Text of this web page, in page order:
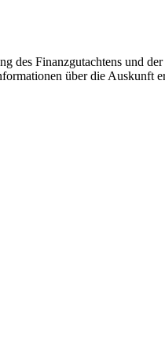
des Finanzgutachtens und
über die Auskunft